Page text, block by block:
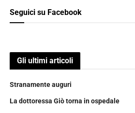
Seguici su Facebook
Gli ultimi articoli
Stranamente auguri
La dottoressa Giò torna in ospedale